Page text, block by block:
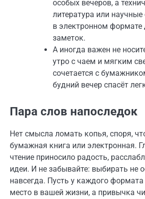
особых вечеров, а
литература или
в электронном формате
заметок.
А иногда важен не
утро с чаем и мягким
сочетается с
будний вечер спасёт
Пара слов напоследок
Нет смысла ломать копья, споря,
бумажная книга или электронная.
чтение приносило радость,
идеи. И не забывайте: выбирать не
навсегда. Пусть у каждого
место в вашей жизни, а привычка